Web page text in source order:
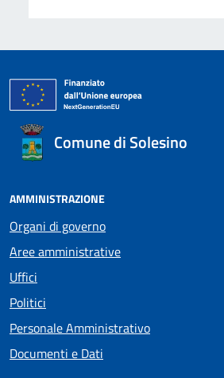
Comune di Solesino
AMMINISTRAZIONE
Organi di governo
Aree amministrative
Uffici
Politici
Personale Amministrativo
Documenti e Dati